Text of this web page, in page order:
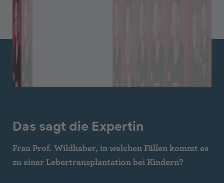
Das sagt die Expertin
Frau Prof. Wildhaber, in welchen Fällen kommt es
zu einer Lebertransplantation bei Kindern?